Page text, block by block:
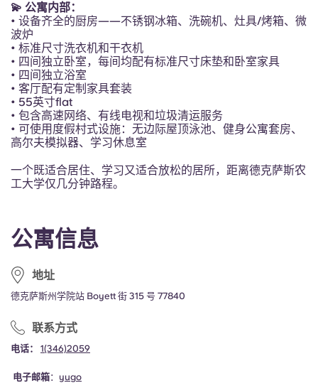
公寓信息
地址
德克萨斯州学院站 Boyett 街 315 号 77840
联系方式
电话： 1(346)2059
电子邮箱： yugo
💫 公寓内部：
• 设备齐全的厨房——不锈钢冰箱、洗碗机、灶具/烤箱、微
波炉
• 标准尺寸洗衣机和干衣机
• 四间独立卧室，每间均配有标准尺寸床垫和卧室家具
• 四间独立浴室
• 客厅配有定制家具套装
• 55英寸flat
• 包含高速网络、有线电视和垃圾清运服务
• 可使用度假村式设施：无边际屋顶泳池、健身公寓套房、
高尔夫模拟器、学习休息室
一个既适合居住、学习又适合放松的居所，距离德克萨斯农
工大学仅几分钟路程。